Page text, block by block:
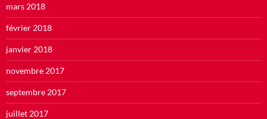
mars 2018
février 2018
janvier 2018
novembre 2017
septembre 2017
juillet 2017